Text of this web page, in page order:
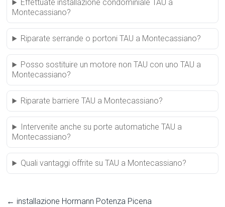
Effettuate installazione condominiale TAU a
Montecassiano?
Riparate serrande o portoni TAU a Montecassiano?
Posso sostituire un motore non TAU con uno TAU a
Montecassiano?
Riparate barriere TAU a Montecassiano?
Intervenite anche su porte automatiche TAU a
Montecassiano?
Quali vantaggi offrite su TAU a Montecassiano?
← installazione Hormann Potenza Picena